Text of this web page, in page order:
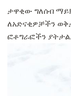
ታዋቂው ግለሰብ
ለአድናቂዎቻችን
ፎቶግራፎችን ያትታል.